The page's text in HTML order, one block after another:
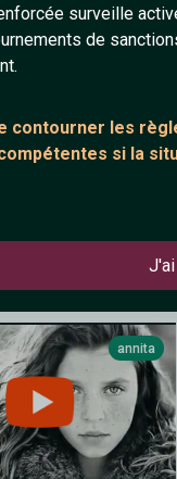
surveille
de
contourner les
si la
estelle840
annita